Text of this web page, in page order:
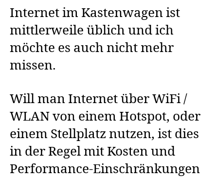
a
c
h,
W
o
h
o
bi
Internet im Kastenwagen ist
mittlerweile üblich und ich
möchte es auch nicht mehr
missen.
Will man Internet über WiFi /
WLAN von einem Hotspot, oder
einem Stellplatz nutzen, ist dies
in der Regel mit Kosten und
Performance-Einschränkungen